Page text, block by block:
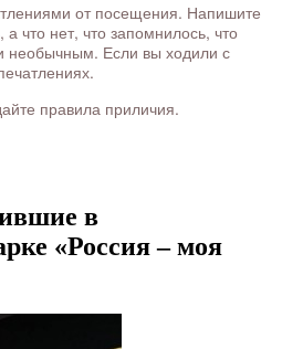
от посещения. Напишите
что нет, что запомнилось, что
необычным. Если вы ходили с
правила приличия.
в
«Россия – моя